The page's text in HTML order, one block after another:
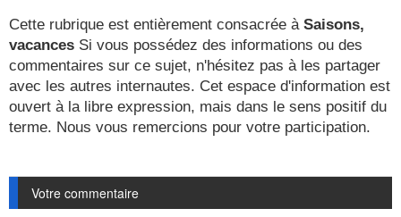
Cette rubrique est entièrement consacrée à Saisons,
vacances Si vous possédez des informations ou des
commentaires sur ce sujet, n'hésitez pas à les partager
avec les autres internautes. Cet espace d'information est
ouvert à la libre expression, mais dans le sens positif du
terme. Nous vous remercions pour votre participation.
Votre commentaire